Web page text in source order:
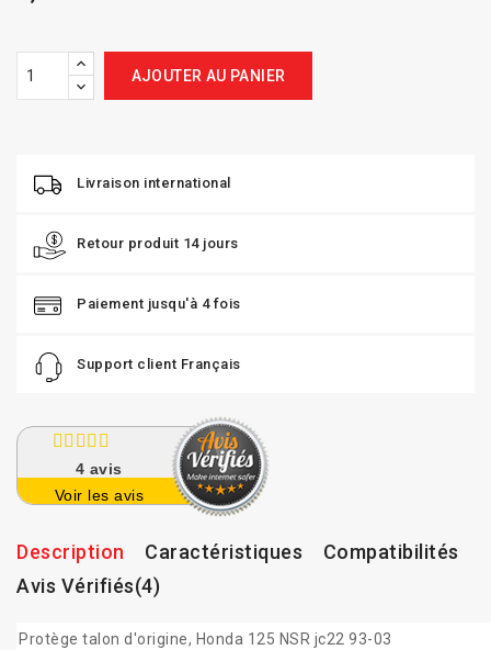
AJOUTER AU PANIER
Livraison international
Retour produit 14 jours
Paiement jusqu'à 4 fois
Support client Français
4 avis
Voir les avis
Description Caractéristiques
Compatibilités
Avis Vérifiés(4)
Protège talon d'origine, Honda 125 NSR jc22 93-03